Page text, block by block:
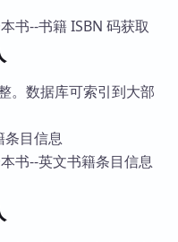
。数据库可索引到大部
条目信息